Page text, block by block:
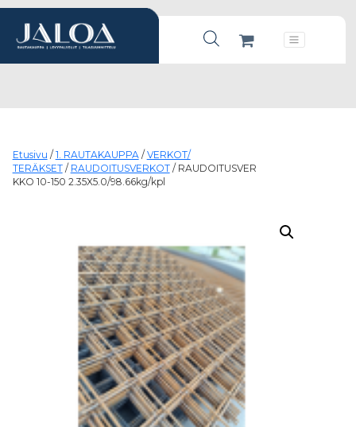
Products search
Päävalikko
Etusivu / 1. RAUTAKAUPPA/ VERKOT/
TERÄKSET/ RAUDOITUSVERKOT/ RAUDOITUSVER
KKO 10-150 2.35X5.0/98.66kg/kpl